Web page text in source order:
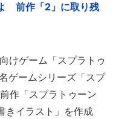
前作「2」に取り残
けゲーム「スプラトゥ
ゲームシリーズ「スプ
作「スプラトゥーン
きイラスト」を作成